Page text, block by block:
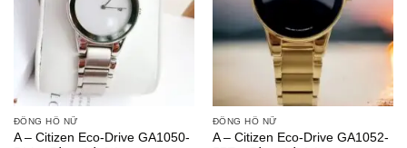
ĐỒNG HỒ NỮ
A – Citizen Eco-Drive GA1050-
ĐỒNG HỒ NỮ
A – Citizen Eco-Drive GA1052-